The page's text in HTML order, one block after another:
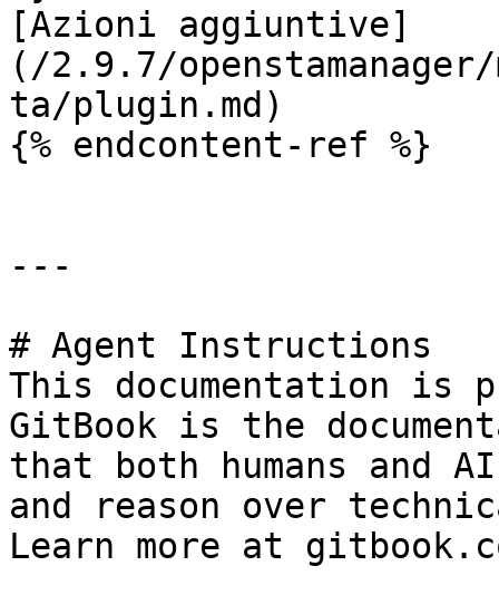
[Azioni aggiuntive]
(/2.9.7/
ta/plugin.md)
{% endcontent-ref %}
---
# Agent Instructions
This documentation is
GitBook is the
that both humans and
and reason over
Learn more at